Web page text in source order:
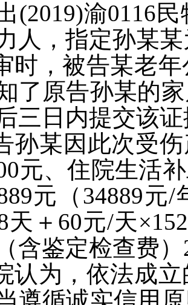
(2019)渝0116民
人，指定孙某
时，被告某老
了原告孙某的
三日内提交该
孙某因此次受
元、住院生活
元（ 34889元/
天＋ 60元/天×152
含鉴定检查费）
认为，依法成